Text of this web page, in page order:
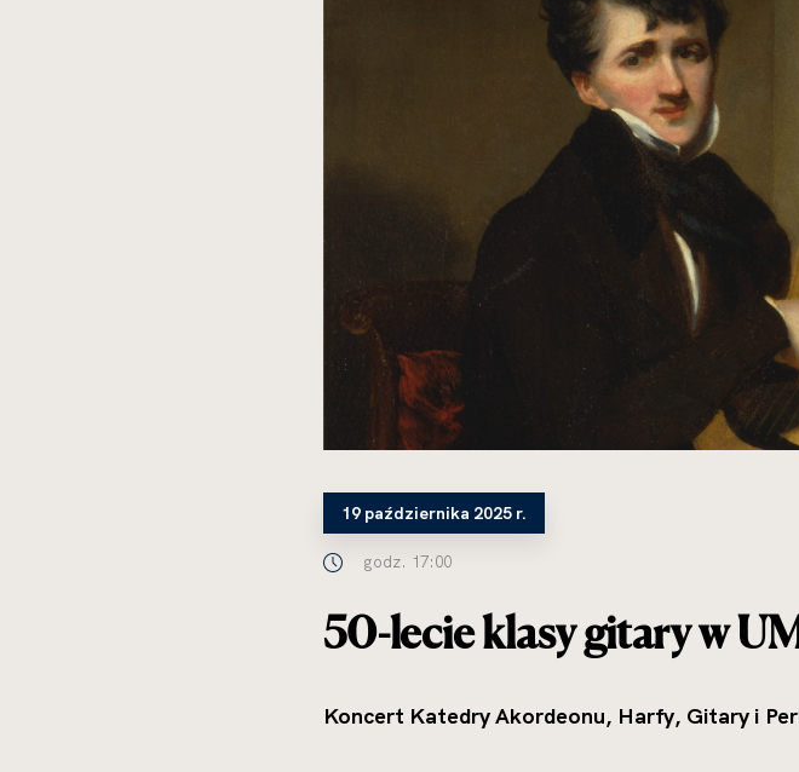
19 października 2025 r.
godz. 17:00
50-lecie klasy gitary w
Koncert Katedry Akordeonu, Harfy, Gitary i